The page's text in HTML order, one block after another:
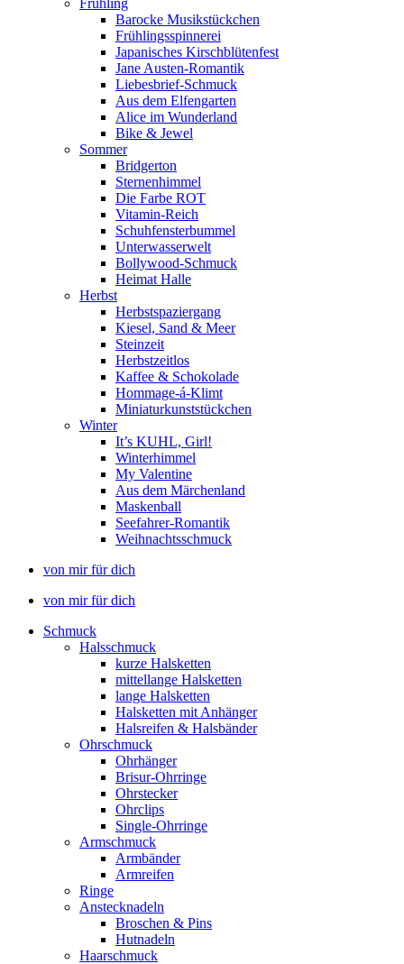
Frühling
Barocke Musikstückchen
Frühlingsspinnerei
Japanisches Kirschblütenfest
Jane Austen-Romantik
Liebesbrief-Schmuck
Aus dem Elfengarten
Alice im Wunderland
Bike & Jewel
Sommer
Bridgerton
Sternenhimmel
Die Farbe ROT
Vitamin-Reich
Schuhfensterbummel
Unterwasserwelt
Bollywood-Schmuck
Heimat Halle
Herbst
Herbstspaziergang
Kiesel, Sand & Meer
Steinzeit
Herbstzeitlos
Kaffee & Schokolade
Hommage-á-Klimt
Miniaturkunststückchen
Winter
It’s KUHL, Girl!
Winterhimmel
My Valentine
Aus dem Märchenland
Maskenball
Seefahrer-Romantik
Weihnachtsschmuck
von mir für dich
von mir für dich
Schmuck
Halsschmuck
kurze Halsketten
mittellange Halsketten
lange Halsketten
Halsketten mit Anhänger
Halsreifen & Halsbänder
Ohrschmuck
Ohrhänger
Brisur-Ohrringe
Ohrstecker
Ohrclips
Single-Ohrringe
Armschmuck
Armbänder
Armreifen
Ringe
Anstecknadeln
Broschen & Pins
Hutnadeln
Haarschmuck